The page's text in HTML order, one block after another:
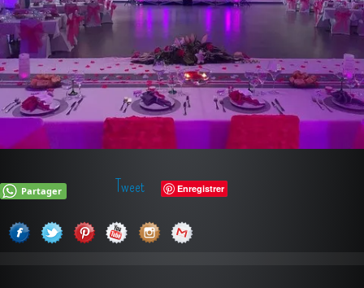
Partager Tweet Enregistrer